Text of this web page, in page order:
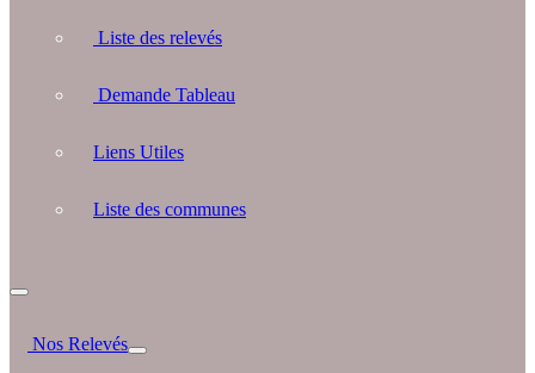
Liste des relevés
Demande Tableau
Liens Utiles
Liste des communes
Nos Relevés